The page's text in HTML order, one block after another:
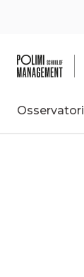
Osservatori